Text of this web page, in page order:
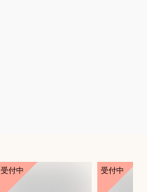
受付中 受付中